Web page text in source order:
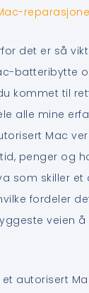
det er så
batteribytte
kommet til
alle mine
Mac
penger og
som skiller et
fordeler
veien
et autorisert